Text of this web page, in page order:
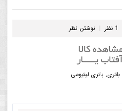
1 نظر | نوشتن نظر
باتری, باتری لیتیومی